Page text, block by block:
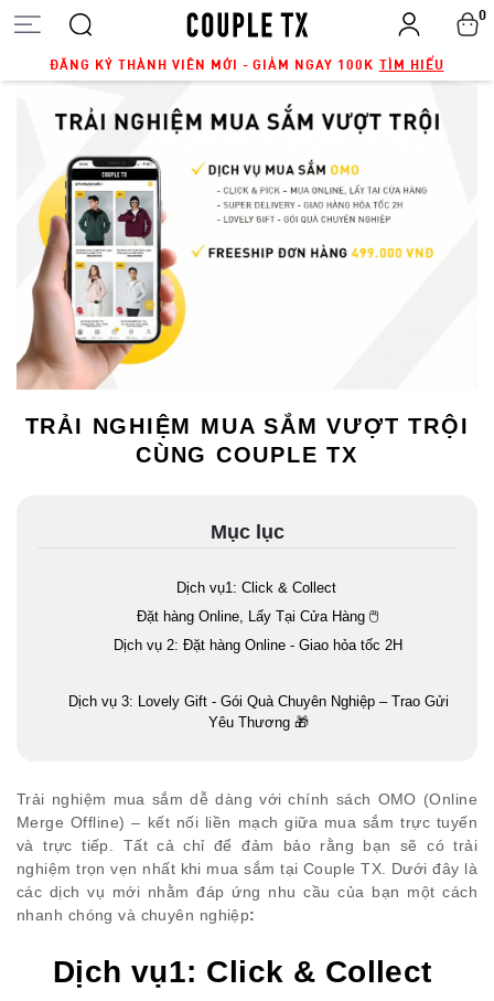
ĐĂNG KÝ THÀNH VIÊN MỚI - GIẢM NGAY 100K TÌM HIỂU
0
TRẢI NGHIỆM MUA SẮM VƯỢT TRỘI
CÙNG COUPLE TX
Mục lục
Dịch vụ1: Click & Collect
Đặt hàng Online, Lấy Tại Cửa Hàng 🖱
Dịch vụ 2: Đặt hàng Online - Giao hỏa tốc 2H
Dịch vụ 3: Lovely Gift - Gói Quà Chuyên Nghiệp – Trao Gửi
Yêu Thương 🎁
Trải nghiệm mua sắm dễ dàng với chính sách OMO (Online
Merge Offline) – kết nối liền mạch giữa mua sắm trực tuyến
và trực tiếp. Tất cả chỉ để đảm bảo rằng bạn sẽ có trải
nghiệm trọn vẹn nhất khi mua sắm tại Couple TX. Dưới đây là
các dịch vụ mới nhằm đáp ứng nhu cầu của bạn một cách
nhanh chóng và chuyên nghiệp:
Dịch vụ1: Click & Collect